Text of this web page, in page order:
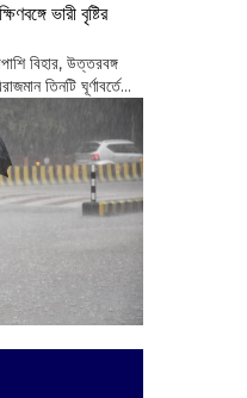
ভারী বৃষ্টির
বিহার, উত্তরবঙ্গ
তিনটি ঘূর্ণাবর্তে...